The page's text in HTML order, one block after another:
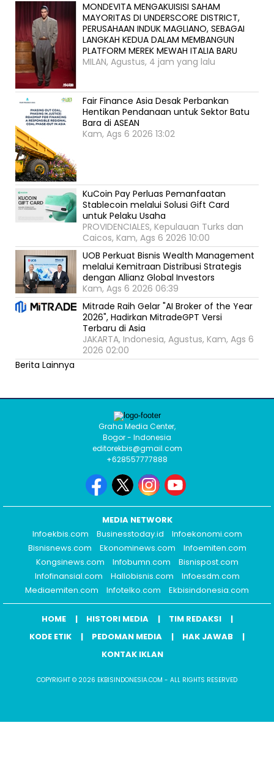
MONDEVITA MENGAKUISISI SAHAM
MAYORITAS DI UNDERSCORE DISTRICT,
PERUSAHAAN INDUK MAGLIANO, SEBAGAI
LANGKAH KEDUA DALAM MEMBANGUN
PLATFORM MEREK MEWAH ITALIA BARU
MILAN, Agustus, 4 jam yang lalu
Fair Finance Asia Desak Perbankan
Hentikan Pendanaan untuk Sektor Batu
Bara di ASEAN
Kam, Ags 6 2026 13:02
KuCoin Pay Perluas Pemanfaatan
Stablecoin melalui Solusi Gift Card
untuk Pelaku Usaha
PROVIDENCIALES, Kepulauan Turks dan
Caicos, Kam, Ags 6 2026 10:00
UOB Perkuat Bisnis Wealth Management
melalui Kemitraan Distribusi Strategis
dengan Allianz Global Investors
Kam, Ags 6 2026 06:39
Mitrade Raih Gelar "AI Broker of the Year
2026", Hadirkan MitradeGPT Versi
Terbaru di Asia
JAKARTA, Indonesia, Agustus, Kam, Ags 6
2026 02:00
Berita Lainnya
Graha Media Center,
Bogor - Indonesia
editorekbis@gmail.com
+628557777888
MEDIA NETWORK
Infoekbis.com
Businesstoday.id
Infoekonomi.com
Bisnisnews.com
Ekonominews.com
Infoemiten.com
Kongsinews.com
Infobumn.com
Bisnispost.com
Infofinansial.com
Hallobisnis.com
Infoesdm.com
Mediaemiten.com
Infotelko.com Ekbisindonesia.com
HOME HISTORI MEDIA
TIM REDAKSI
KODE ETIK
PEDOMAN MEDIA
HAK JAWAB
KONTAK IKLAN
COPYRIGHT © 2026 EKBISINDONESIA.COM - ALL RIGHTS RESERVED